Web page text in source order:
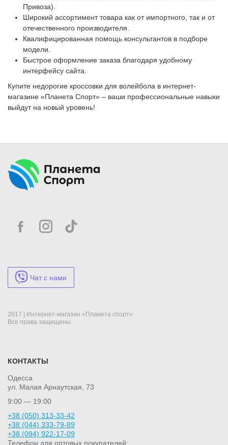
Привоза).
Широкий ассортимент товара как от импортного, так и от
отечественного производителя.
Квалифицированная помощь консультантов в подборе
модели.
Быстрое оформление заказа благодаря удобному
интерфейсу сайта.
Купите недорогие кроссовки для волейбола в интернет-
магазине «Планета Спорт» – ваши профессиональные навыки
выйдут на новый уровень!
Чат с нами
2017 | Интернет-магазин «Планета спорт»
Все права защищены.
КОНТАКТЫ
Одесса
ул. Малая Арнаутская, 73
9:00 — 19:00
+38 (050) 313-33-42
+38 (044) 333-79-89
+38 (094) 922-17-09
Телефон для оптовых покупателей: